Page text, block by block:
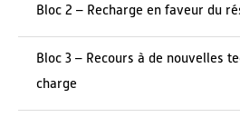
Bloc 2 – Recharge en faveur du
Bloc 3 – Recours à de nouvelles
charge